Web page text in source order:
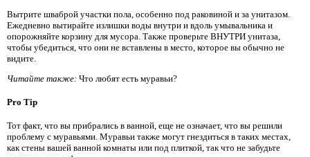
Вытрите шваброй участки пола, особенно под раковиной и за унитазом.
Ежедневно вытирайте излишки воды внутри и вдоль умывальника и
опорожняйте корзину для мусора. Также проверьте ВНУТРИ унитаза,
чтобы убедиться, что они не вставлены в место, которое вы обычно не
видите.
Читайте также: Что любят есть муравьи?
Pro Tip
Тот факт, что вы прибрались в ванной, еще не означает, что вы решили
проблему с муравьями. Муравьи также могут гнездиться в таких местах,
как стены вашей ванной комнаты или под плиткой, так что не забудьте